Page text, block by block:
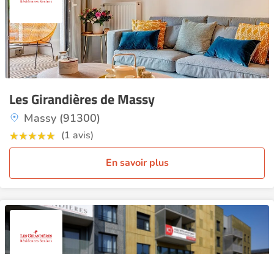
Les Girandières de Massy
Massy (91300)
(1 avis)
En savoir plus